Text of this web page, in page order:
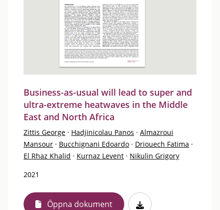
Business-as-usual will lead to super and
ultra-extreme heatwaves in the Middle
East and North Africa
Zittis George · Hadjinicolau Panos · Almazroui
Mansour · Bucchignani Edoardo · Driouech Fatima ·
El Rhaz Khalid · Kurnaz Levent · Nikulin Grigory
2021
Öppna dokument